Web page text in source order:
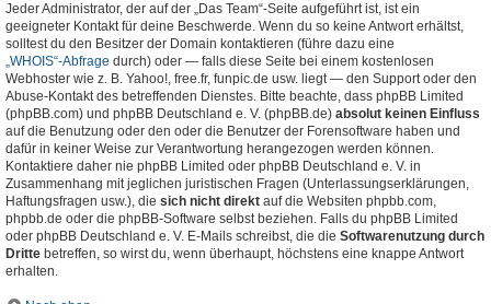
Jeder Administrator, der auf der „Das Team“-Seite aufgeführt ist, ist ein
geeigneter Kontakt für deine Beschwerde. Wenn du so keine Antwort erhältst,
solltest du den Besitzer der Domain kontaktieren (führe dazu eine
„WHOIS“-Abfrage durch) oder — falls diese Seite bei einem kostenlosen
Webhoster wie z. B. Yahoo!, free.fr, funpic.de usw. liegt — den Support oder den
Abuse-Kontakt des betreffenden Dienstes. Bitte beachte, dass phpBB Limited
(phpBB.com) und phpBB Deutschland e. V. (phpBB.de) absolut keinen Einfluss
auf die Benutzung oder den oder die Benutzer der Forensoftware haben und
dafür in keiner Weise zur Verantwortung herangezogen werden können.
Kontaktiere daher nie phpBB Limited oder phpBB Deutschland e. V. in
Zusammenhang mit jeglichen juristischen Fragen (Unterlassungserklärungen,
Haftungsfragen usw.), die sich nicht direkt auf die Websiten phpbb.com,
phpbb.de oder die phpBB-Software selbst beziehen. Falls du phpBB Limited
oder phpBB Deutschland e. V. E-Mails schreibst, die die Softwarenutzung durch
Dritte betreffen, so wirst du, wenn überhaupt, höchstens eine knappe Antwort
erhalten.